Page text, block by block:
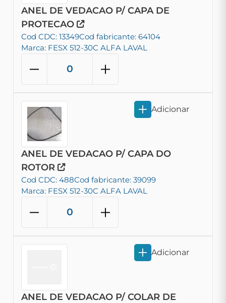
ANEL DE VEDACAO P/ CAPA DE
PROTECAO
Cod CDC: 13349Cod fabricante: 64104
Marca: FESX 512-30C ALFA LAVAL
ANEL DE VEDACAO P/ CAPA DO
ROTOR
Cod CDC: 488Cod fabricante: 39099
Marca: FESX 512-30C ALFA LAVAL
Adicionar
ANEL DE VEDACAO P/ COLAR DE
Adicionar